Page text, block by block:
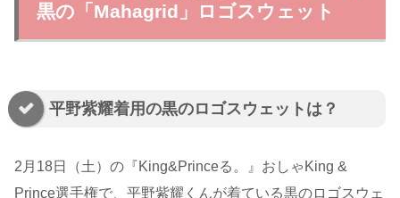
黒の「Mahagrid」ロゴスウェット
平野紫耀着用の黒のロゴスウェットは？
2月18日（土）の『King&Princeる。』おしゃKing &
Prince選手権で、平野紫耀くんが着ている黒のロゴスウェ